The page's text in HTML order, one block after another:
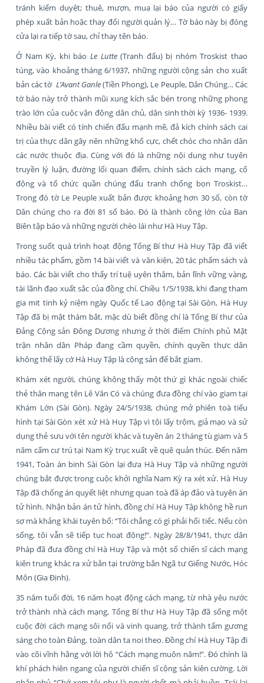
tránh kiểm duyệt; thuê, mượn, mua lại báo của người có giấy
phép xuất bản hoặc thay đổi người quản lý… Tờ báo này bị đóng
cửa lại ra tiếp tờ sau, chỉ thay tên báo.
Ở Nam Kỳ, khi báo Le Lutte(Tranh đấu) bị nhóm Troskist thao
túng, vào khoảng tháng 6/1937, những người cộng sản cho xuất
bản các tờ L’Avant Ganle(Tiền Phong), Le Peuple, Dân Chúng… Các
tờ báo này trở thành mũi xung kích sắc bén trong những phong
trào lớn của cuộc vận động dân chủ, dân sinh thời kỳ 1936- 1939.
Nhiều bài viết có tính chiến đấu mạnh mẽ, đả kích chính sách cai
trị của thực dân gây nên những khổ cực, chết chóc cho nhân dân
các nước thuộc địa. Cùng với đó là những nội dung như tuyên
truyền lý luận, đường lối quan điểm, chính sách cách mạng, cổ
động và tổ chức quần chúng đấu tranh chống bọn Troskist…
Trong đó tờ Le Peuple xuất bản được khoảng hơn 30 số, còn tờ
Dân chúng cho ra đời 81 số báo. Đó là thành công lớn của Ban
Biên tập báo và những người chèo lái như Hà Huy Tập.
Trong suốt quá trình hoạt động Tổng Bí thư Hà Huy Tập đã viết
nhiều tác phẩm, gồm 14 bài viết và văn kiện, 20 tác phẩm sách và
báo. Các bài viết cho thấy trí tuệ uyên thâm, bản lĩnh vững vàng,
tài lãnh đạo xuất sắc của đồng chí. Chiều 1/5/1938, khi đang tham
gia mit tinh kỷ niệm ngày Quốc tế Lao động tại Sài Gòn, Hà Huy
Tập đã bị mật thám bắt, mặc dù biết đồng chí là Tổng Bí thư của
Đảng Cộng sản Đông Dương nhưng ở thời điểm Chính phủ Mặt
trận nhân dân Pháp đang cầm quyền, chính quyền thực dân
không thể lấy cớ Hà Huy Tập là cộng sản để bắt giam.
Khám xét người, chúng không thấy một thứ gì khác ngoài chiếc
thẻ thân mang tên Lê Văn Có và chúng đưa đồng chí vào giam tại
Khám Lớn (Sài Gòn). Ngày 24/5/1938, chúng mở phiên toà tiểu
hình tại Sài Gòn xét xử Hà Huy Tập vì tội lấy trộm, giả mạo và sử
dụng thẻ sưu với tên người khác và tuyên án 2 tháng tù giam và 5
năm cấm cư trú tại Nam Kỳ trục xuất về quê quản thúc. Đến năm
1941, Toàn án binh Sài Gòn lại đưa Hà Huy Tập và những người
chúng bắt được trong cuộc khởi nghĩa Nam Kỳ ra xét xử. Hà Huy
Tập đã chống án quyết liệt nhưng quan toà đã áp đảo và tuyên án
tử hình. Nhận bản án tử hình, đồng chí Hà Huy Tập không hề run
sợ mà khảng khái tuyên bố: “Tôi chẳng có gì phải hối tiếc. Nếu còn
sống, tôi vẫn sẽ tiếp tục hoạt động!”. Ngày 28/8/1941, thực dân
Pháp đã đưa đồng chí Hà Huy Tập và một số chiến sĩ cách mạng
kiên trung khác ra xử bắn tại trường bắn Ngã tư Giếng Nước, Hóc
Môn (Gia Định).
35 năm tuổi đời, 16 năm hoạt động cách mạng, từ nhà yêu nước
trở thành nhà cách mạng, Tổng Bí thư Hà Huy Tập đã sống một
cuộc đời cách mạng sôi nổi và vinh quang, trở thành tấm gương
sáng cho toàn Đảng, toàn dân ta noi theo. Đồng chí Hà Huy Tập đi
vào cõi vĩnh hằng với lời hô “Cách mạng muôn năm!”. Đó chính là
khí phách hiên ngang của người chiến sĩ cộng sản kiên cường. Lời